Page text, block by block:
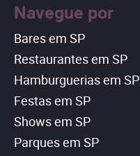
Navegue por
Bares em SP
Restaurantes em SP
Hamburguerias em SP
Festas em SP
Shows em SP
Parques em SP